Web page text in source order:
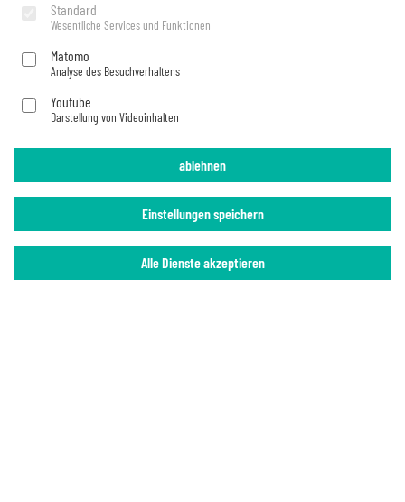
Sie möchten rund um Becker immer auf dem Laufenden bleiben?
Jetzt abonnieren
Impressum Datenschutz
Standard
Wesentliche Services und Funktionen
Matomo
Analyse des Besuchverhaltens
Youtube
Darstellung von Videoinhalten
Alle Dienste akzeptieren
Einstellungen speichern
ablehnen